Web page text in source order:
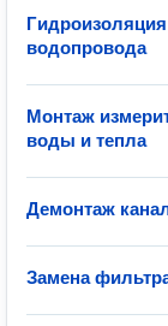
водопровода
Монтаж
воды и тепла
Демонтаж
Замена